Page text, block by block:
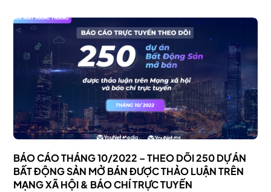
BÁO CÁO THÁNG 10/2022 – THEO DÕI 250 DỰ ÁN
BẤT ĐỘNG SẢN MỞ BÁN ĐƯỢC THẢO LUẬN TRÊN
MẠNG XÃ HỘI & BÁO CHÍ TRỰC TUYẾN